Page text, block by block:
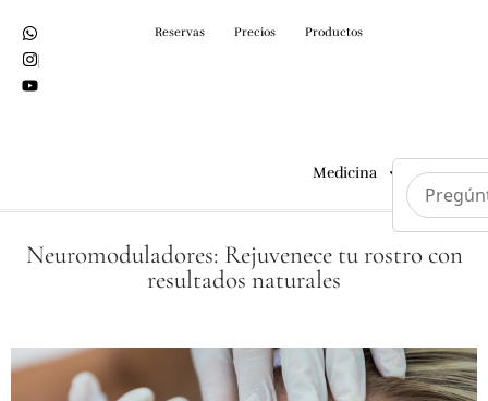
Reservas Precios Productos
Medicina Cirugías
Neuromoduladores: Rejuvenece tu rostro con
resultados naturales